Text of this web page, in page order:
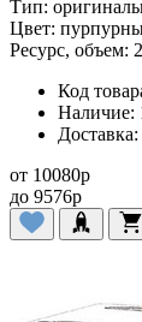
Тип:
Цвет:
Ресурс, объем:
Код
Наличие:
Доставка:
от 10080p
до 9576p